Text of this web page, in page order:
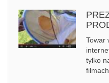
Towar
tylko